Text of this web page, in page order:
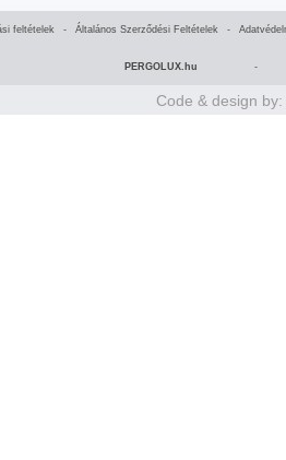
feltételek - Általános Szerződési Feltételek -
PERGOLUX.hu -
Code & design by: